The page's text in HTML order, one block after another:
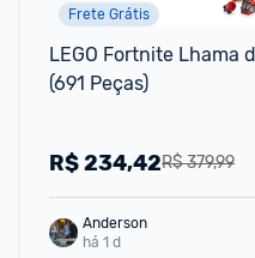
Frete Grátis
LEGO Fortnite Lhama
(691 Peças)
R$ 379,99
R$234,42
Anderson
há 1 d